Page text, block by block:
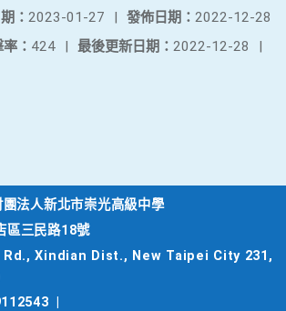
發佈日期： 2022-12-28
： 2023-01-27
|
最後更新日期： 2022-12-28 |
： 424 |
法人新北市崇光高級中學
區三民路18號
Rd., Xindian Dist., New Taipei City 231,